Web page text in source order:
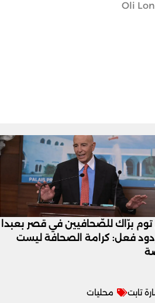
توم برّاك للصّحافيين في قصر بعبدا
ردود فعل: كرامة الصحافة ليست
تابت محليات